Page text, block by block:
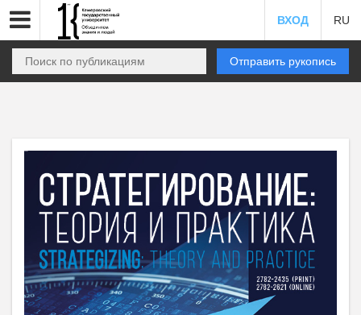
ВХОД RU
Отправить рукопись